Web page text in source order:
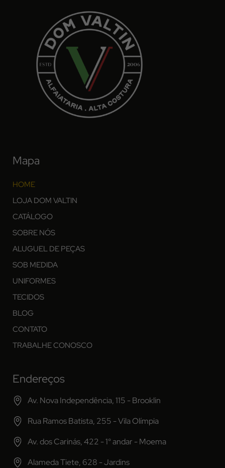
Mapa
HOME
LOJA DOM VALTIN
CATÁLOGO
SOBRE NÓS
ALUGUEL DE PEÇAS
SOB MEDIDA
UNIFORMES
TECIDOS
BLOG
CONTATO
TRABALHE CONOSCO
Endereços
Av. Nova Independência, 115 - Brooklin
Rua Ramos Batista, 255 - Vila Olímpia
Av. dos Carinás, 422 - 1° andar - Moema
Alameda Tiete, 628 - Jardins